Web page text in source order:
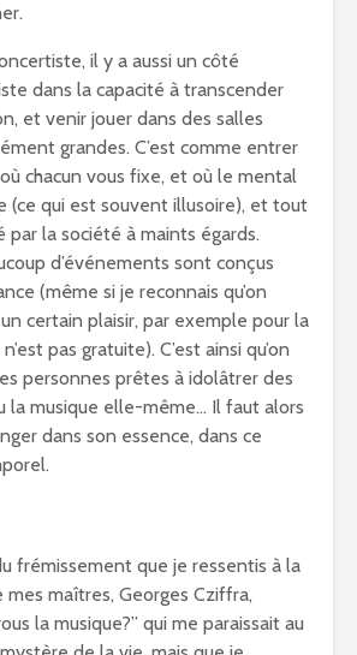
il y a aussi un côté
dans la capacité à transcender
et venir jouer dans des salles
grandes. C’est comme entrer
chacun vous fixe, et où le mental
(ce qui est souvent illusoire), et tout
la société à maints égards.
d’événements sont conçus
(même si je reconnais qu’on
certain plaisir, par exemple pour la
pas gratuite). C’est ainsi qu’on
personnes prêtes à idolâtrer des
la musique elle-même… Il faut alors
dans son essence, dans ce
frémissement que je ressentis à la
mes maîtres, Georges Cziffra,
la musique?” qui me paraissait au